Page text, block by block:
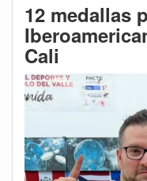
12 medallas
Cali